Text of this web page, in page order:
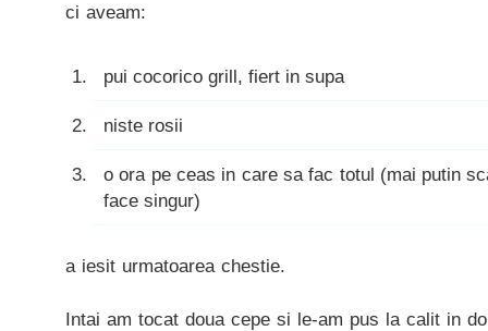
ci aveam:
pui cocorico grill, fiert in supa
niste rosii
o ora pe ceas in care sa fac totul (mai putin
face singur)
a iesit urmatoarea chestie.
Intai am tocat doua cepe si le-am pus la calit in